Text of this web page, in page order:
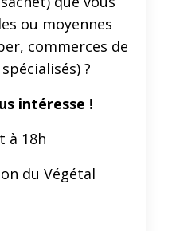
ou moyennes
commerces de
?
intéresse !
à 18h
du Végétal